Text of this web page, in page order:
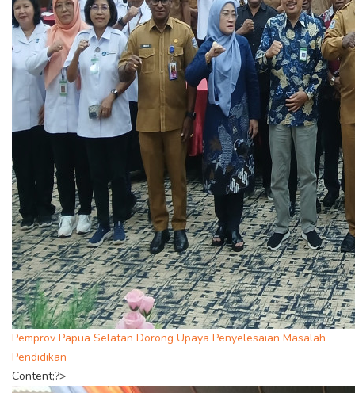
Pemprov Papua Selatan Dorong Upaya Penyelesaian Masalah
Pendidikan
Content;?>